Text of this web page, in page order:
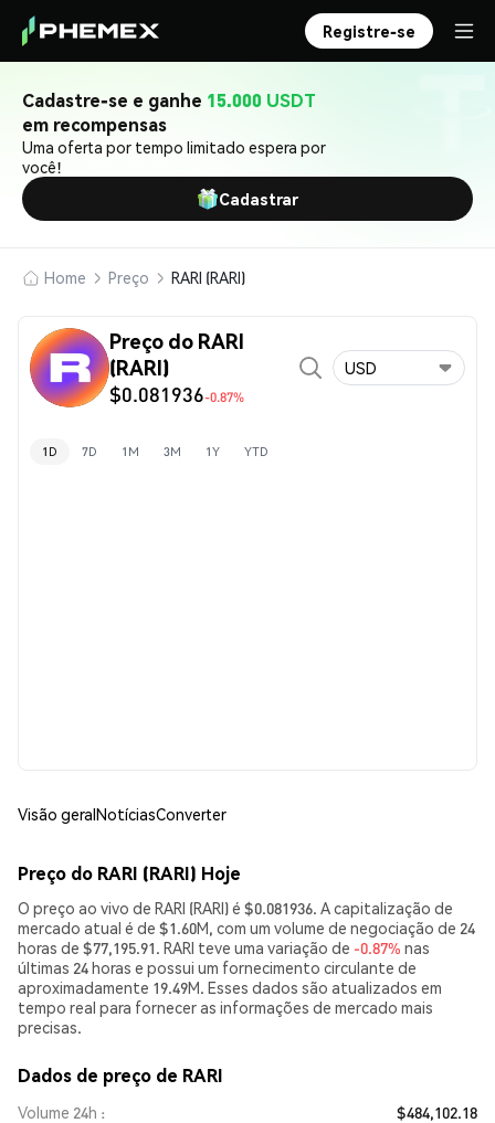
Registre-se
Cadastre-se e ganhe 15.000 USDT
em recompensas
Uma oferta por tempo limitado espera por
você!
Cadastrar
Home Preço RARI (RARI)
Preço do RARI
(RARI)
$0.081936-0.87%
USD
1D 7D 1M 3M 1Y YTD
Visão geralNotíciasConverter
Preço do RARI (RARI) Hoje
O preço ao vivo de RARI (RARI) é $0.081936. A capitalização de
mercado atual é de $1.60M, com um volume de negociação de 24
horas de $77,195.91. RARI teve uma variação de -0.87% nas
últimas 24 horas e possui um fornecimento circulante de
aproximadamente 19.49M. Esses dados são atualizados em
tempo real para fornecer as informações de mercado mais
precisas.
Dados de preço de RARI
Volume 24h
$484,102.18